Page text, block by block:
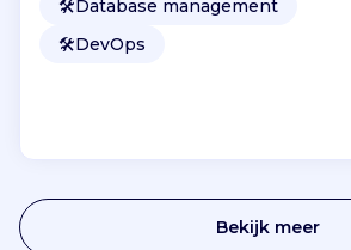
🛠️Database management
🛠️DevOps
Bekijk meer